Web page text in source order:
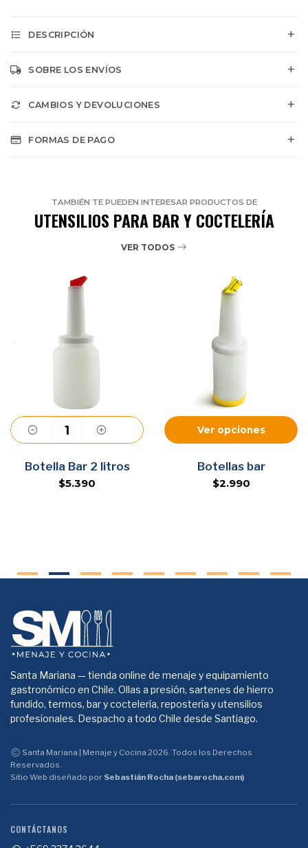
DESCRIPCIÓN
SOBRE LOS ENVÍOS
CAMBIOS Y DEVOLUCIONES
FORMAS DE PAGO
TAMBIÉN TE PUEDEN INTERESAR PRODUCTOS DE
UTENSILIOS PARA BAR Y COCTELERÍA
VER TODOS
Agregar
Botella Bar 2 litros
$5.390
Ver opciones
Botellas bar
$2.990
Santa Mariana — tienda online de menaje y equipamiento
gastronómico en Chile. Ollas a presión, sartenes de hierro
fundido, termos, bar y coctelería, repostería y utensilios
profesionales. Despacho a todo Chile desde Santiago.
Santa Mariana | Menaje y Cocina 2026. Todos los Derechos
Reservados.
Sitio Web diseñado por Sebastián Rocha (sebarocha.com)
CONTÁCTANOS